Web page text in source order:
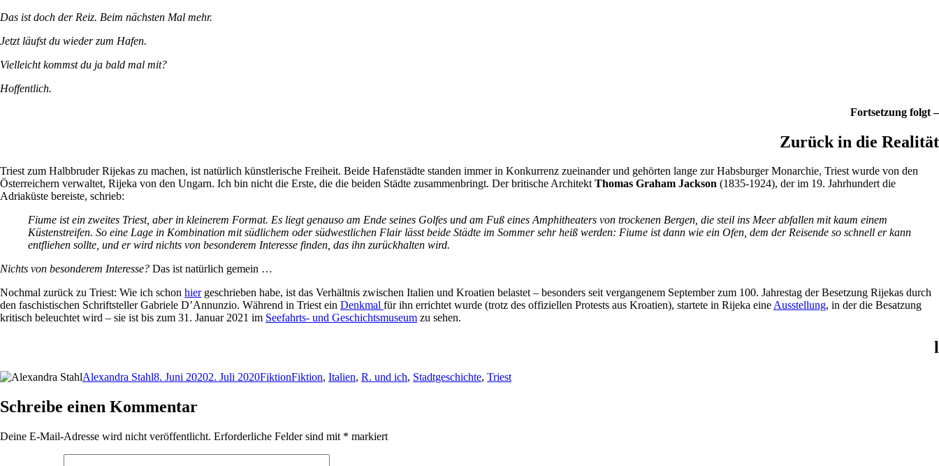
Das ist doch der Reiz. Beim nächsten Mal mehr.
Jetzt läufst du wieder zum Hafen.
Vielleicht kommst du ja bald mal mit?
Hoffentlich.
Fortsetzung folgt –
Zurück in die Realität
Triest zum Halbbruder Rijekas zu machen, ist natürlich künstlerische Freiheit. Beide Hafenstädte standen immer in Konkurrenz zueinander und gehörten lange zur Habsburger Monarchie, Triest wurde von den
Österreichern verwaltet, Rijeka von den Ungarn. Ich bin nicht die Erste, die die beiden Städte zusammenbringt. Der britische ArchitektThomas Graham Jackson (1835-1924), der im 19. Jahrhundert die
Adriaküste bereiste, schrieb:
Fiume ist ein zweites Triest, aber in kleinerem Format. Es liegt genauso am Ende seines Golfes und am Fuß eines Amphitheaters von trockenen Bergen, die steil ins Meer abfallen mit kaum einem
Küstenstreifen. So eine Lage in Kombination mit südlichem oder südwestlichen Flair lässt beide Städte im Sommer sehr heiß werden: Fiume ist dann wie ein Ofen, dem der Reisende so schnell er kann
entfliehen sollte, und er wird nichts von besonderem Interesse finden, das ihn zurückhalten wird.
Nichts von besonderem Interesse? Das ist natürlich gemein …
Nochmal zurück zu Triest: Wie ich schon hiergeschrieben habe, ist das Verhältnis zwischen Italien und Kroatien belastet – besonders seit vergangenem September zum 100. Jahrestag der Besetzung Rijekas durch
den faschistischen Schriftsteller Gabriele D’Annunzio. Während in Triest ein Denkmal für ihn errichtet wurde (trotz des offiziellen Protests aus Kroatien), startete in Rijeka eineAusstellung, in der die Besatzung
kritisch beleuchtet wird – sie ist bis zum 31. Januar 2021 im Seefahrts- und Geschichtsmuseum zu sehen.
l
Autor
Alexandra StahlVeröffentlicht
8. Juni 20202. Juli 2020Kategorien
FiktionSchlagwörter
Fiktion, Italien, R. und ich, Stadtgeschichte, Triest
Schreibe einen Kommentar
Deine E-Mail-Adresse wird nicht veröffentlicht. Erforderliche Felder sind mit * markiert